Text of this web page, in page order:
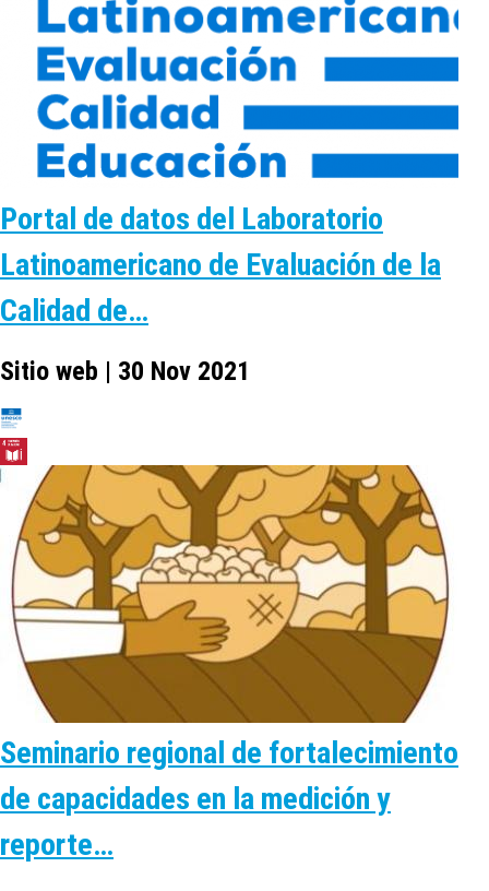
Portal de datos del Laboratorio
Latinoamericano de Evaluación de la
Calidad de…
Sitio web | 30 Nov 2021
Seminario regional de fortalecimiento
de capacidades en la medición y
reporte…